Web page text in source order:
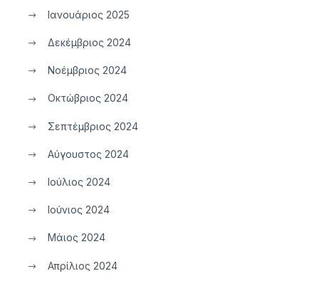
Ιανουάριος 2025
Δεκέμβριος 2024
Νοέμβριος 2024
Οκτώβριος 2024
Σεπτέμβριος 2024
Αύγουστος 2024
Ιούλιος 2024
Ιούνιος 2024
Μάιος 2024
Απρίλιος 2024